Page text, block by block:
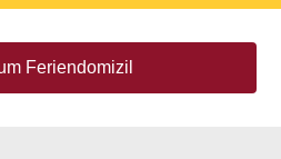
Feriendomizil